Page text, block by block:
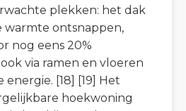
plekken: het dak
warmte ontsnappen,
nog eens 20%
via ramen en vloeren
[18] [19] Het
hoekwoning